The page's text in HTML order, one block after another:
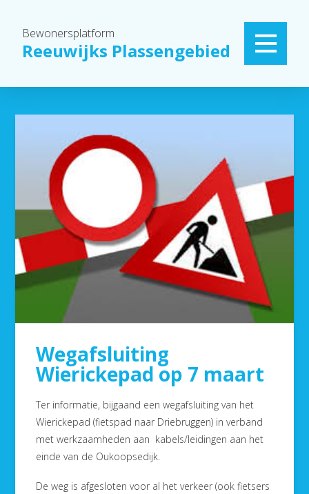
Bewonersplatform
Reeuwijks Plassengebied
Wegafsluiting
Wierickepad op 7 maart
Ter informatie, bijgaand een wegafsluiting van het
Wierickepad (fietspad naar Driebruggen) in verband
met werkzaamheden aan kabels/leidingen aan het
einde van de Oukoopsedijk.
De weg is afgesloten voor al het verkeer (ook fietsers